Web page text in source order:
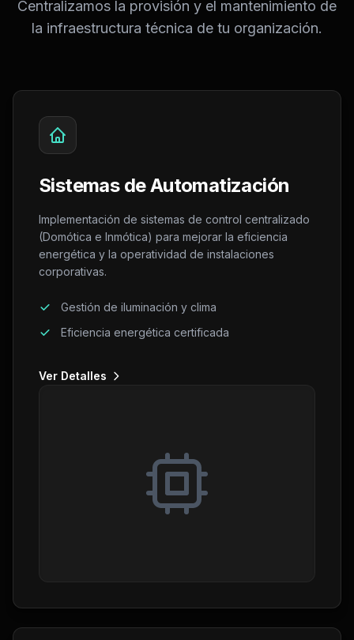
Centralizamos la provisión y el mantenimiento de
la infraestructura técnica de tu organización.
Sistemas de Automatización
Implementación de sistemas de control centralizado
(Domótica e Inmótica) para mejorar la eficiencia
energética y la operatividad de instalaciones
corporativas.
Gestión de iluminación y clima
Eficiencia energética certificada
Ver Detalles